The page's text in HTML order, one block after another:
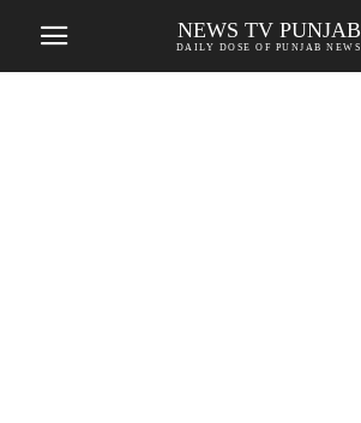
NEWS TV PUNJAB
DAILY DOSE OF PUNJAB NEWS